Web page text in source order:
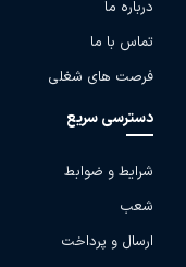
درباره ما
تماس با ما
فرصت های شغلی
دسترسی سریع
شرایط و ضوابط
شعب
ارسال و پرداخت